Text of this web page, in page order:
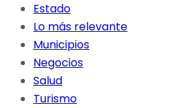
Estado
Lo más relevante
Municipios
Negocios
Salud
Turismo